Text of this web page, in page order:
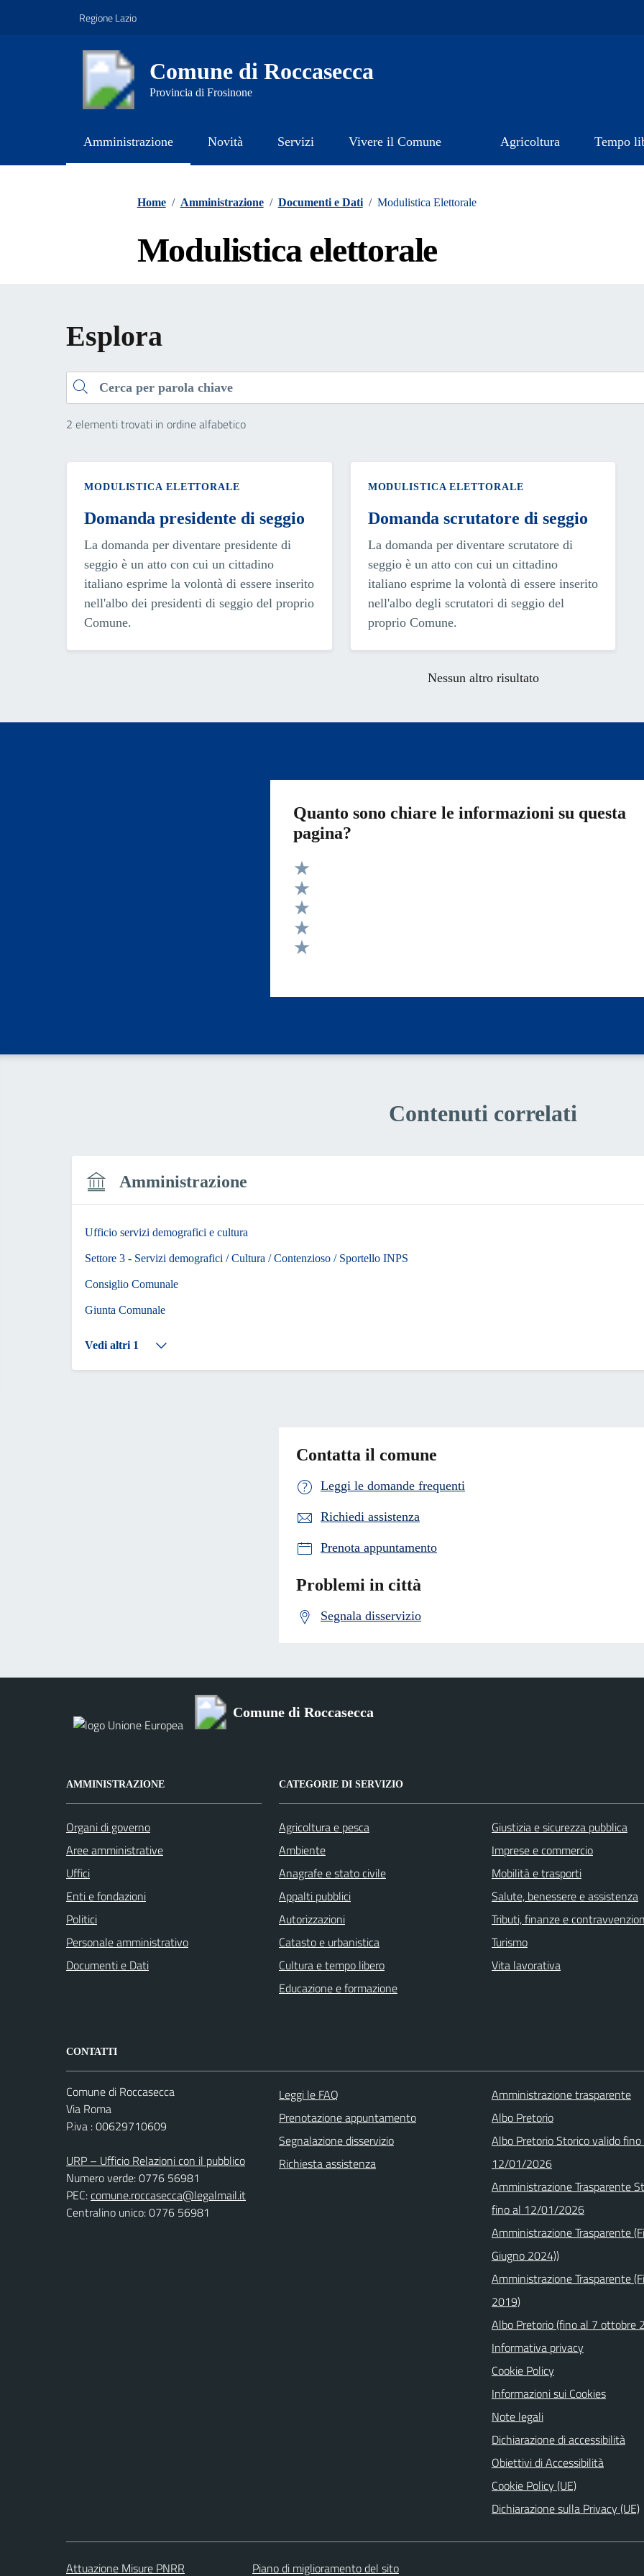
Regione Lazio
Comune di Roccasecca
Provincia di Frosinone
Amministrazione Novità Servizi Vivere il Comune Agricoltura Tempo
Home / Amministrazione / Documenti e Dati / Modulistica Elettorale
Modulistica elettorale
Esplora
Cerca
2 elementi trovati in ordine alfabetico
MODULISTICA ELETTORALE
Domanda presidente di seggio
La domanda per diventare presidente di
seggio è un atto con cui un cittadino
italiano esprime la volontà di essere inserito
nell'albo dei presidenti di seggio del proprio
Comune.
MODULISTICA ELETTORALE
Domanda scrutatore di seggio
La domanda per diventare scrutatore di
seggio è un atto con cui un cittadino
italiano esprime la volontà di essere inserito
nell'albo degli scrutatori di seggio del
proprio Comune.
Nessun altro risultato
Quanto sono chiare le informazioni su questa
pagina?
Valuta 5 stelle su 5
Valuta 4 stelle su 5
Valuta 3 stelle su 5
Valuta 2 stelle su 5
Contenuti correlati
Amministrazione
Ufficio servizi demografici e cultura
Settore 3 - Servizi demografici / Cultura / Contenzioso / Sportello INPS
Consiglio Comunale
Giunta Comunale
Vedi altri 1
Contatta il comune
Leggi le domande frequenti
Richiedi assistenza
Prenota appuntamento
Problemi in città
Segnala disservizio
Comune di Roccasecca
AMMINISTRAZIONE
Organi di governo
Aree amministrative
Uffici
Enti e fondazioni
Politici
Personale amministrativo
Documenti e Dati
CATEGORIE DI SERVIZIO
Agricoltura e pesca
Ambiente
Anagrafe e stato civile
Appalti pubblici
Autorizzazioni
Catasto e urbanistica
Cultura e tempo libero
Educazione e formazione
Giustizia e sicurezza pubblica
Imprese e commercio
Mobilità e trasporti
Salute, benessere e assistenza
Tributi, finanze e
Turismo
Vita lavorativa
CONTATTI
Comune di Roccasecca
Via Roma
P.iva : 00629710609
URP – Ufficio Relazioni con il pubblico
Numero verde: 0776 56981
PEC:comune.roccasecca@legalmail.it
Centralino unico: 0776 56981
Leggi le FAQ
Prenotazione appuntamento
Segnalazione disservizio
Richiesta assistenza
Amministrazione trasparente
Albo Pretorio
Albo Pretorio Storico valido fino
12/01/2026
Amministrazione Trasparente
fino al 12/01/2026
Amministrazione Trasparente
Giugno 2024))
Amministrazione Trasparente
2019)
Albo Pretorio (fino al 7 ottobre
Informativa privacy
Cookie Policy
Informazioni sui Cookies
Note legali
Dichiarazione di accessibilità
Obiettivi di Accessibilità
Cookie Policy (UE)
Dichiarazione sulla Privacy (UE)
Attuazione Misure PNRR Piano di miglioramento del sito